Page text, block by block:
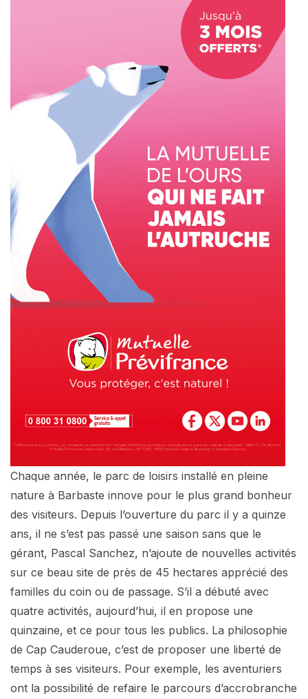
Chaque année, le parc de loisirs installé en pleine
nature à Barbaste innove pour le plus grand bonheur
des visiteurs. Depuis l’ouverture du parc il y a quinze
ans, il ne s’est pas passé une saison sans que le
gérant, Pascal Sanchez, n’ajoute de nouvelles activités
sur ce beau site de près de 45 hectares apprécié des
familles du coin ou de passage. S’il a débuté avec
quatre activités, aujourd’hui, il en propose une
quinzaine, et ce pour tous les publics. La philosophie
de Cap Cauderoue, c’est de proposer une liberté de
temps à ses visiteurs. Pour exemple, les aventuriers
ont la possibilité de refaire le parcours d’accrobranche